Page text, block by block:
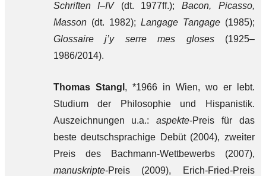
Schriften I–IV (dt. 1977ff.); Bacon, Picasso,
Masson(dt. 1982); Langage Tangage(1985);
Glossaire j’y serre mes gloses(1925–
1986/2014).
Thomas Stangl , *1966 in Wien, wo er lebt.
Studium der Philosophie und Hispanistik.
Auszeichnungen u.a.: aspekte-Preis für das
beste deutschsprachige Debüt (2004), zweiter
Preis des Bachmann-Wettbewerbs (2007),
manuskripte-Preis (2009), Erich-Fried-Preis